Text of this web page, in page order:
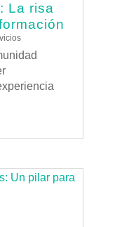
La risa